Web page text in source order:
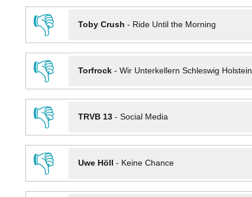
👎
Toby Crush - Ride Until the Morning
👎
Torfrock- Wir Unterkellern Schleswig Holstein
👎
TRVB 13- Social Media
👎
Uwe Höll - Keine Chance